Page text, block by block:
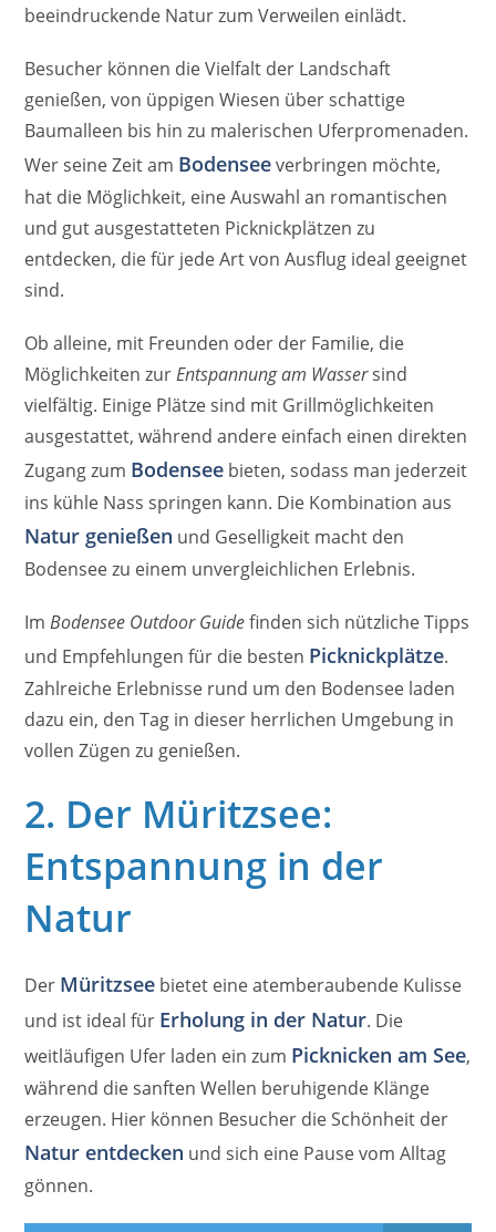
beeindruckende Natur zum Verweilen einlädt.
Besucher können die Vielfalt der Landschaft
genießen, von üppigen Wiesen über schattige
Baumalleen bis hin zu malerischen Uferpromenaden.
Wer seine Zeit am Bodenseeverbringen möchte,
hat die Möglichkeit, eine Auswahl an romantischen
und gut ausgestatteten Picknickplätzen zu
entdecken, die für jede Art von Ausflug ideal geeignet
sind.
Ob alleine, mit Freunden oder der Familie, die
Möglichkeiten zurEntspannung am Wassersind
vielfältig. Einige Plätze sind mit Grillmöglichkeiten
ausgestattet, während andere einfach einen direkten
Zugang zum Bodensee bieten, sodass man jederzeit
ins kühle Nass springen kann. Die Kombination aus
Natur genießen und Geselligkeit macht den
Bodensee zu einem unvergleichlichen Erlebnis.
ImBodensee Outdoor Guidefinden sich nützliche Tipps
und Empfehlungen für die besten Picknickplätze.
Zahlreiche Erlebnisse rund um den Bodensee laden
dazu ein, den Tag in dieser herrlichen Umgebung in
vollen Zügen zu genießen.
2. Der Müritzsee:
Entspannung in der
Natur
Der Müritzsee bietet eine atemberaubende Kulisse
und ist ideal für Erholung in der Natur. Die
weitläufigen Ufer laden ein zum Picknicken am See,
während die sanften Wellen beruhigende Klänge
erzeugen. Hier können Besucher die Schönheit der
Natur entdecken und sich eine Pause vom Alltag
gönnen.